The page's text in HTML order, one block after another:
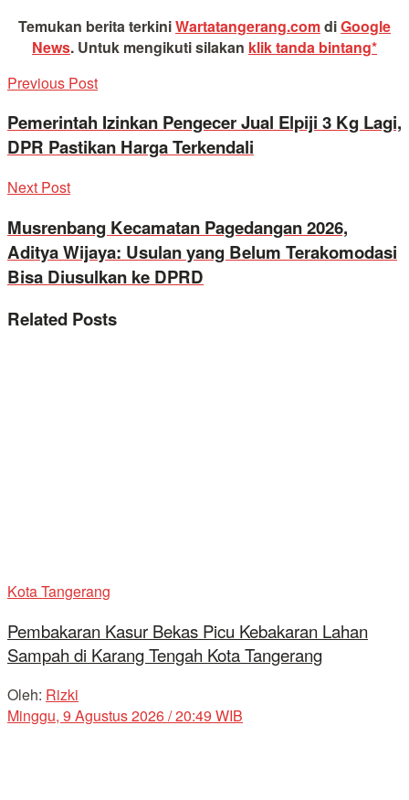
Temukan berita terkiniWartatangerang.comdiGoogle
News. Untuk mengikuti silakan klik tanda bintang*
Previous Post
Pemerintah Izinkan Pengecer Jual Elpiji 3 Kg Lagi,
DPR Pastikan Harga Terkendali
Next Post
Musrenbang Kecamatan Pagedangan 2026,
Aditya Wijaya: Usulan yang Belum Terakomodasi
Bisa Diusulkan ke DPRD
Related Posts
Kota Tangerang
Pembakaran Kasur Bekas Picu Kebakaran Lahan
Sampah di Karang Tengah Kota Tangerang
Oleh: Rizki
Minggu, 9 Agustus 2026 / 20:49 WIB